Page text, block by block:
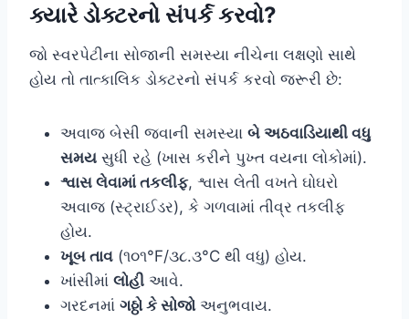
ક્યારે ડોક્ટરનો સંપર્ક કરવો?
જો સ્વરપેટીના સોજાની સમસ્યા નીચેના લક્ષણો સાથે
હોય તો તાત્કાલિક ડોક્ટરનો સંપર્ક કરવો જરૂરી છે:
અવાજ બેસી જવાની સમસ્યા બે અઠવાડિયાથી વધુ
સમય સુધી રહે (ખાસ કરીને પુખ્ત વયના લોકોમાં).
શ્વાસ લેવામાં તકલીફ, શ્વાસ લેતી વખતે ઘોઘરો
અવાજ (સ્ટ્રાઈડર), કે ગળવામાં તીવ્ર તકલીફ
હોય.
ખૂબ તાવ (૧૦૧°F/૩૮.૩°C થી વધુ) હોય.
ખાંસીમાં લોહી આવે.
ગરદનમાં ગઠ્ઠો કે સોજોઅનુભવાય.